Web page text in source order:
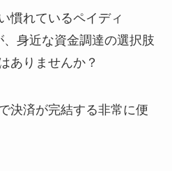
慣れているペイディ
、身近な資金調達の選択肢
ありませんか？
決済が完結する非常に便